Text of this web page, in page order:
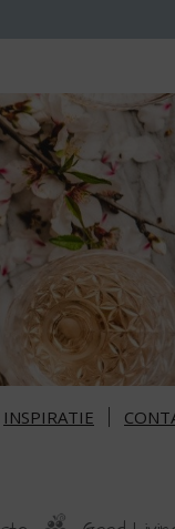
INSPIRATIE